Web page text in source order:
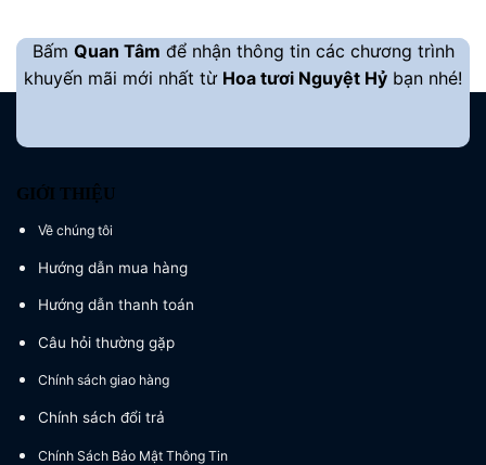
Bấm Quan Tâm để nhận thông tin các chương trình
khuyến mãi mới nhất từ Hoa tươi Nguyệt Hỷ bạn nhé!
GIỚI THIỆU
Về chúng tôi
Hướng dẫn mua hàng
Hướng dẫn thanh toán
Câu hỏi thường gặp
Chính sách giao hàng
Chính sách đổi trả
Chính Sách Bảo Mật Thông Tin